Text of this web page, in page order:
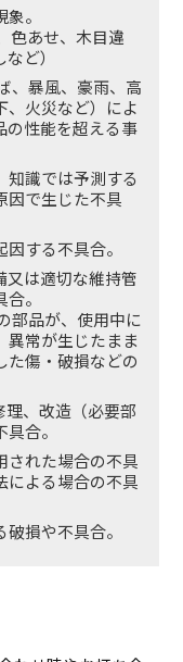
。
色あせ、木目違
ど）
、暴風、豪雨、高
、火災など）によ
の性能を超える事
知識では予測する
因で生じた不具
する不具合。
⼜は適切な維持管
。
部品が、使用中に
異常が生じたまま
た傷・破損などの
理、改造（必要部
合。
された場合の不具
による場合の不具
損や不具合。